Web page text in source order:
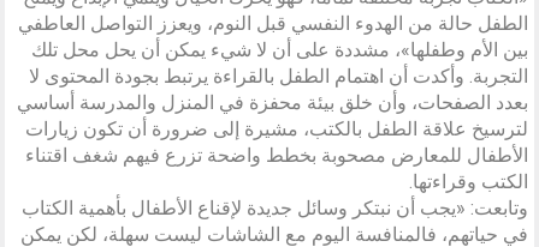
الطفل حالة من الهدوء النفسي قبل النوم، ويعزز التواصل العاطفي
بين الأم وطفلها»، مشددة على أن لا شيء يمكن أن يحل محل تلك
التجربة. وأكدت أن اهتمام الطفل بالقراءة يرتبط بجودة المحتوى لا
بعدد الصفحات، وأن خلق بيئة محفزة في المنزل والمدرسة أساسي
لترسيخ علاقة الطفل بالكتب، مشيرة إلى ضرورة أن تكون زيارات
الأطفال للمعارض مصحوبة بخطط واضحة تزرع فيهم شغف اقتناء
الكتب وقراءتها.
وتابعت: «يجب أن نبتكر وسائل جديدة لإقناع الأطفال بأهمية الكتاب
في حياتهم، فالمنافسة اليوم مع الشاشات ليست سهلة، لكن يمكن